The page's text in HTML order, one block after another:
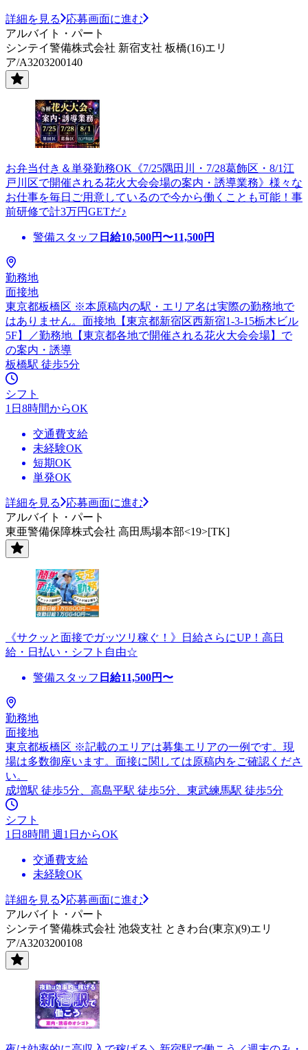
詳細を見る
応募画面に進む
アルバイト・パート
シンテイ警備株式会社 新宿支社 板橋(16)エリ
ア/A3203200140
お弁当付き＆単発勤務OK《7/25隅田川・7/28葛飾区・8/1江
戸川区で開催される花火大会会場の案内・誘導業務》様々な
お仕事を毎日ご用意しているので今から働くことも可能！事
前研修で計3万円GETだ♪
警備スタッフ 日給10,500円〜11,500円
勤務地
面接地
東京都板橋区 ※本原稿内の駅・エリア名は実際の勤務地で
はありません。面接地【東京都新宿区西新宿1-3-15栃木ビル
5F】／勤務地【東京都各地で開催される花火大会会場】で
の案内・誘導
板橋駅 徒歩5分
シフト
1日8時間からOK
交通費支給
未経験OK
短期OK
単発OK
詳細を見る
応募画面に進む
アルバイト・パート
東亜警備保障株式会社 高田馬場本部<19>[TK]
《サクッと面接でガッツリ稼ぐ！》日給さらにUP！高日
給・日払い・シフト自由☆
警備スタッフ 日給11,500円〜
勤務地
面接地
東京都板橋区 ※記載のエリアは募集エリアの一例です。現
場は多数御座います。面接に関しては原稿内をご確認くださ
い。
成増駅 徒歩5分、高島平駅 徒歩5分、東武練馬駅 徒歩5分
シフト
1日8時間 週1日からOK
交通費支給
未経験OK
詳細を見る
応募画面に進む
アルバイト・パート
シンテイ警備株式会社 池袋支社 ときわ台(東京)(9)エリ
ア/A3203200108